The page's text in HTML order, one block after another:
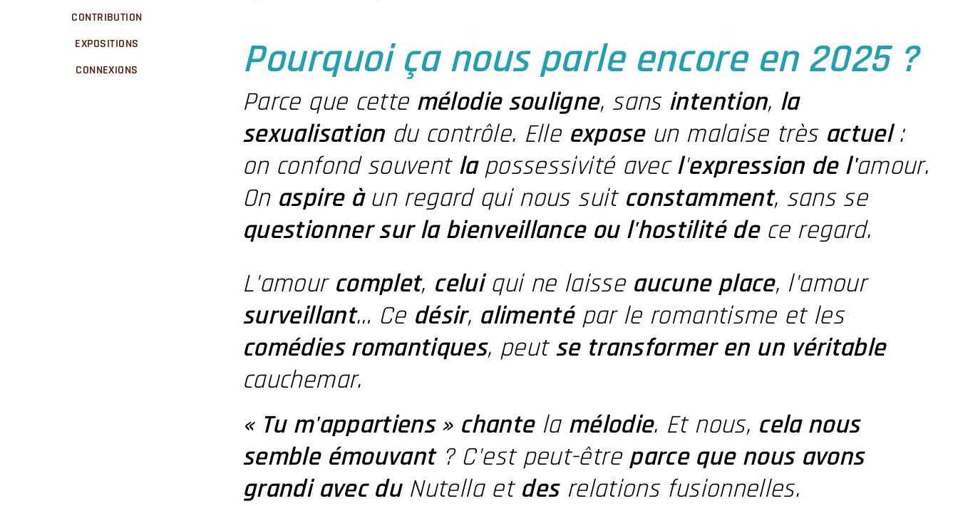
CONTRIBUTION
EXPOSITIONS
CONNEXIONS
Pourquoi ça nous parle encore en 2025 ?
Parce que cette mélodie souligne, sans intention, la
sexualisationdu contrôle. Elle exposeun malaise très actuel:
on confond souvent la possessivité avecl'expression de l'amour.
On aspire à un regard qui nous suit constamment, sans se
questionner sur la bienveillance ou l'hostilité dece regard.
L'amour complet, celuiqui ne laisse aucune place, l'amour
surveillant… Ce désir, alimentépar le romantisme et les
comédies romantiques, peut se transformer en un véritable
cauchemar.
« Tu m'appartiens » chantela mélodie. Et nous, cela nous
semble émouvant ? C'est peut-être parce que nous avons
grandi avec duNutella et desrelations fusionnelles.